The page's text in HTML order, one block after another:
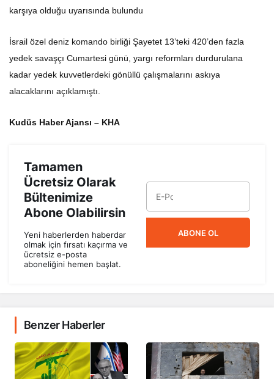
karşıya olduğu uyarısında bulundu
İsrail özel deniz komando birliği Şayetet 13’teki 420’den fazla
yedek savaşçı Cumartesi günü, yargı reformları durdurulana
kadar yedek kuvvetlerdeki gönüllü çalışmalarını askıya
alacaklarını açıklamıştı.
Kudüs Haber Ajansı – KHA
Tamamen
Ücretsiz Olarak
Bültenimize
Abone Olabilirsin
Yeni haberlerden haberdar
olmak için fırsatı kaçırma ve
ücretsiz e-posta
aboneliğini hemen başlat.
ABONE OL
Benzer Haberler